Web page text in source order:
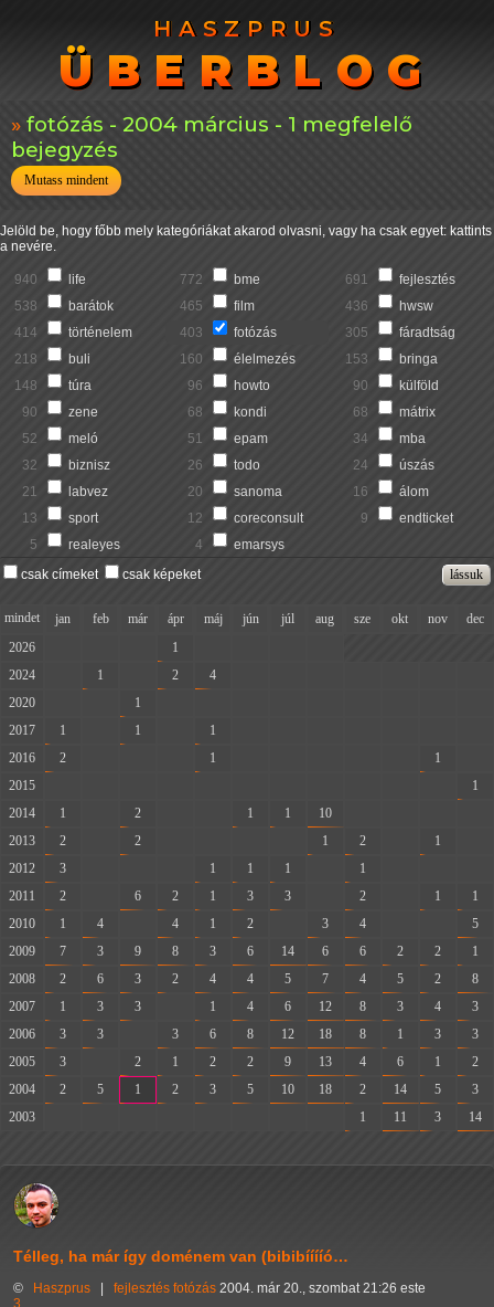
HASZPRUS
ÜBERBLOG
HASZPRUS
ÜBERBLOG
fotózás - 2004 március - 1 megfelelő
bejegyzés
Mutass mindent
Jelöld be, hogy főbb mely kategóriákat akarod olvasni, vagy ha csak egyet: kattints
a nevére.
940 life 772 bme 691
fejlesztés
538
barátok 465 film 436
hwsw
414
történelem 403 fotózás 305
fáradtság
218
buli 160 élelmezés 153
bringa
148
túra 96 howto 90
külföld
90
zene 68 kondi 68
mátrix
52
meló 51 epam 34
mba
32
biznisz 26 todo 24
úszás
21
labvez 20 sanoma 16
álom
13
sport 12 coreconsult 9
endticket
5
realeyes 4
emarsys
csak címeket
csak képeket
mindet jan feb már ápr máj jún júl aug sze okt nov
dec
2026
1
2024
1 2 4
2020
1
2017
1 1 1
2016
2 1 1
2015
1
2014
1 2 1 1 10
2013
2 2 1 2 1
2012
3 1 1 1 1
2011
2 6 2 1 3 3 2 1
1
2010
1 4 4 1 2 3 4
5
2009
7 3 9 8 3 6 14 6 6 2 2
1
2008
2 6 3 2 4 4 5 7 4 5 2
8
2007
1 3 3 1 4 6 12 8 3 4
3
2006
3 3 3 6 8 12 18 8 1 3
3
2005
3 2 1 2 2 9 13 4 6 1
2
2004
2 5 1 2 3 5 10 18 2 14 5
3
2003
1 11 3 14
Télleg, ha már így doménem van (bibibííííó…
© Haszprus fejlesztés fotózás 2004. már 20., szombat 21:26 este
3